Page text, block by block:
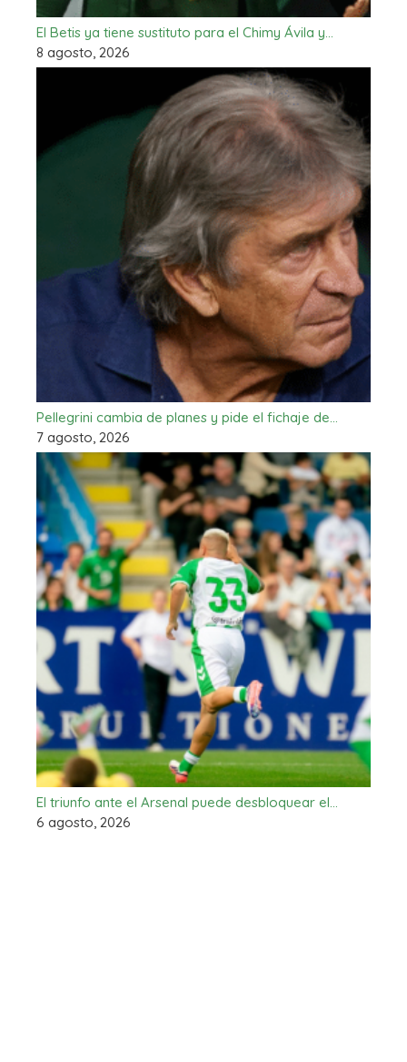
El Betis ya tiene sustituto para el Chimy Ávila y…
8 agosto, 2026
Pellegrini cambia de planes y pide el fichaje de…
7 agosto, 2026
El triunfo ante el Arsenal puede desbloquear el…
6 agosto, 2026